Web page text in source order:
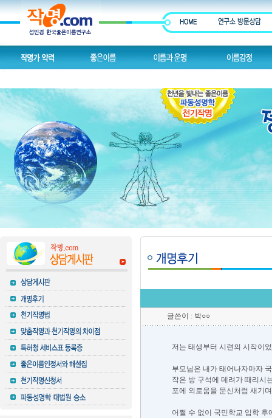
글쓴이 : 박○○
저는 태생부터 시련의 시작이
부모님은 내가 태어나자마자
작은 방 구석에 데려가 때리시
포에 외로움을 문신처럼 새기
어쩔 수 없이 국민학교 입학